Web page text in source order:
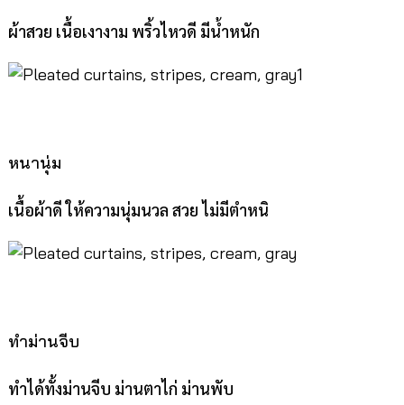
ผ้าสวย เนื้อเงางาม พริ้วไหวดี มีน้ำหนัก
หนานุ่ม
เนื้อผ้าดี ให้ความนุ่มนวล สวย ไม่มีตำหนิ
ทำม่านจีบ
ทำได้ทั้งม่านจีบ ม่านตาไก่ ม่านพับ